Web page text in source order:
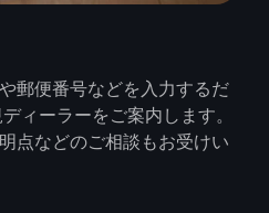
郵便番号などを入力するだ
ィーラーをご案内します。
点などのご相談もお受けい